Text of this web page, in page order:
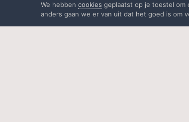
We hebbencookies geplaatst op je toestel
anders gaan we er van uit dat het goed is om